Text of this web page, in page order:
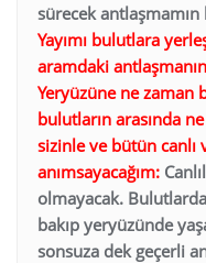
sürecek
Yayımı bulutlara
aramdaki
Yeryüzüne ne zaman
bulutların arasında
sizinle ve bütün canlı
anımsayacağım:
olmayacak.
bakıp yeryüzünde
sonsuza dek geçerli